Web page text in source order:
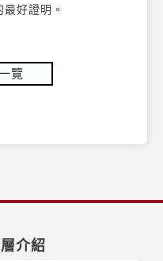
好證明。
覽
介紹